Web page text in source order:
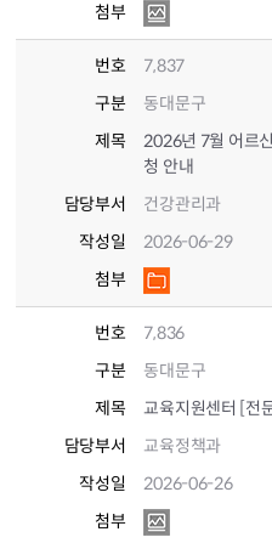
첨부
번호
7,837
구분
동대문구
제목
2026년 7월 어르
청 안내
담당부서
건강관리과
작성일
2026-06-29
첨부
번호
7,836
구분
동대문구
제목
교육지원센터 [전
담당부서
교육정책과
작성일
2026-06-26
첨부